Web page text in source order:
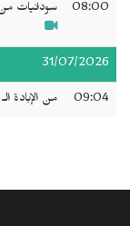
08:00 سودانيات
31/07/2026
09:04 من الإبادة الـ 74 إلى رحلة البحث عن الهوية والعدالة (6)